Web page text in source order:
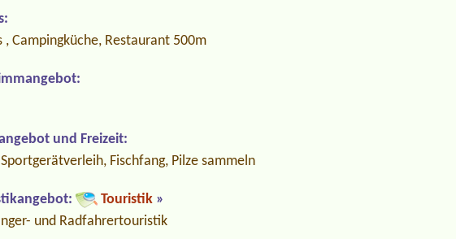
, Campingküche, Restaurant 500m
und Freizeit:
Fischfang, Pilze sammeln
Touristik »
und Radfahrertouristik